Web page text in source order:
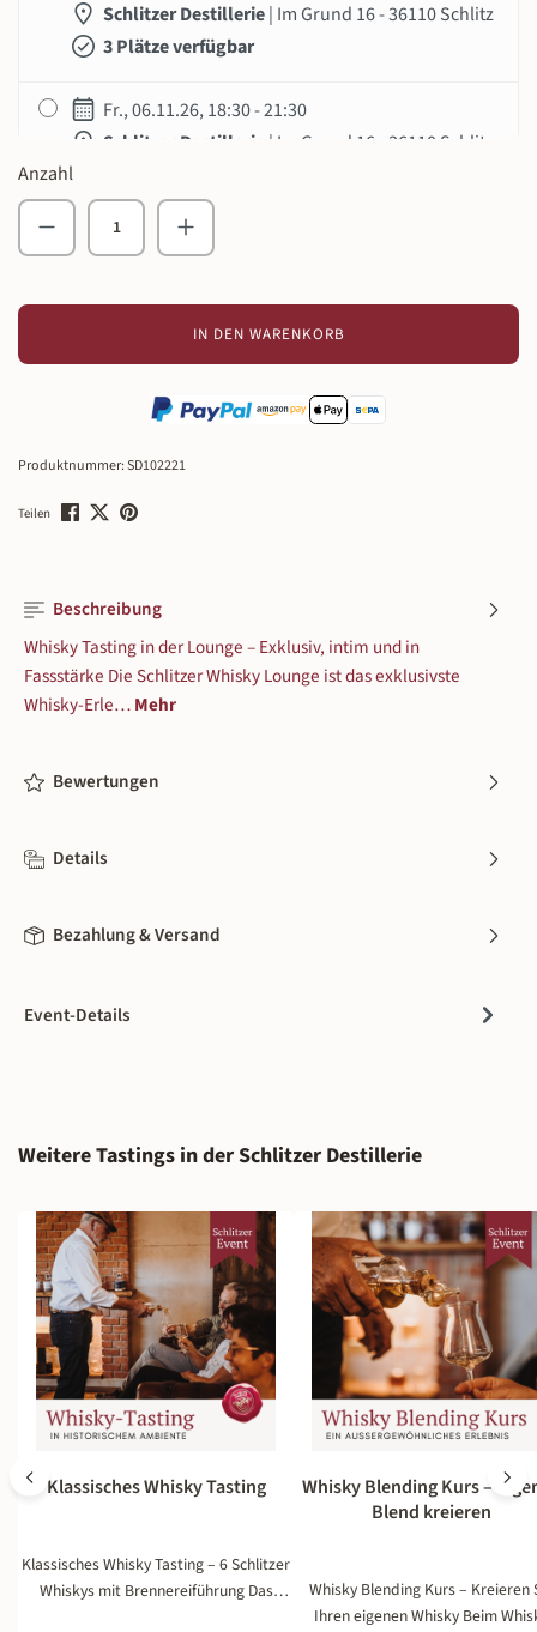
Schlitzer Destillerie| Im Grund 16 - 36110 Schlitz
3 Plätze verfügbar
Fr., 06.11.26, 18:30 - 21:30
Schlitzer Destillerie | Im Grund 16 - 36110 Schlitz
Fr., 13.11.26, 18:30 - 21:30
1 Platz verfügbar
Fr., 20.11.26, 18:30 - 21:30
Schlitzer Destillerie
| Im Grund 16 - 36110 Schlitz
5 Plätze verfügbar
Schlitzer Destillerie
Fr., 04.12.26, 18:30 - 21:30
Schlitzer Destillerie| Im Grund 16 - 36110 Schlitz
8 Plätze verfügbar
Schlitzer Destillerie
| Im Grund 16 - 36110 Schlitz
8 Plätze verfügbar
Anzahl
Produkt Anzahl: Gib den gewünschten Wert
IN DEN WARENKORB
Produktnummer:SD102221
Teilen
Beschreibung
Whisky Tasting in der Lounge – Exklusiv, intim und in
Fassstärke Die Schlitzer Whisky Lounge ist das exklusivste
Whisky-Erle…Mehr
Bewertungen
Details
Bezahlung & Versand
Event-Details
Produktgalerie überspringen
Weitere Tastings in der Schlitzer Destillerie
Klassisches Whisky Tasting
Klassisches Whisky Tasting – 6 Schlitzer
Whiskys mit Brennereiführung Das
Whisky Blending Kurs –
Blend kreieren
Whisky Blending Kurs – Kreieren
Ihren eigenen Whisky Beim